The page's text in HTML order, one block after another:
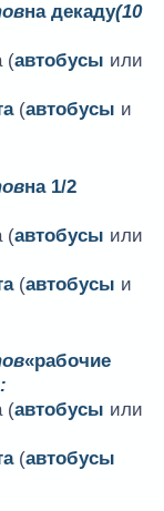
на декаду(10
(автобусы или
(автобусы и
на 1/2
(автобусы или
(автобусы и
«рабочие
(автобусы или
(автобусы